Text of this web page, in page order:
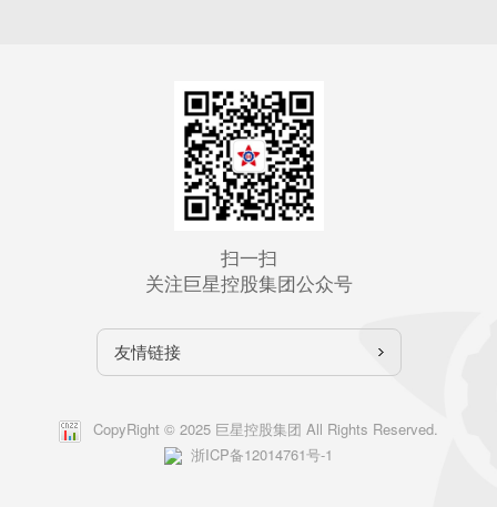
扫一扫
关注巨星控股集团公众号
友情链接
CopyRight © 2025 巨星控股集团 All Rights Reserved.
浙ICP备12014761号-1